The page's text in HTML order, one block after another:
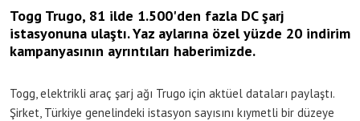
Togg Trugo, 81 ilde 1.500'den fazla DC şarj
istasyonuna ulaştı. Yaz aylarına özel yüzde 20 indirim
kampanyasının ayrıntıları haberimizde.
Togg, elektrikli araç şarj ağı Trugo için aktüel dataları paylaştı.
Şirket, Türkiye genelindeki istasyon sayısını kıymetli bir düzeye